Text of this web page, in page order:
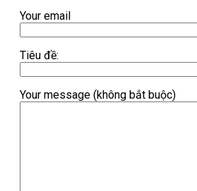
Your email
Tiêu đề:
Your message (không bắt buộc)